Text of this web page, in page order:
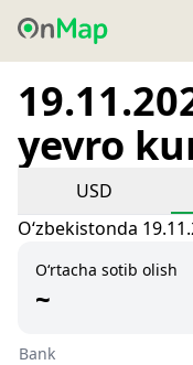
yevro
USD
Oʻzbekistonda
O‘rtacha sotib olish
~
Bank